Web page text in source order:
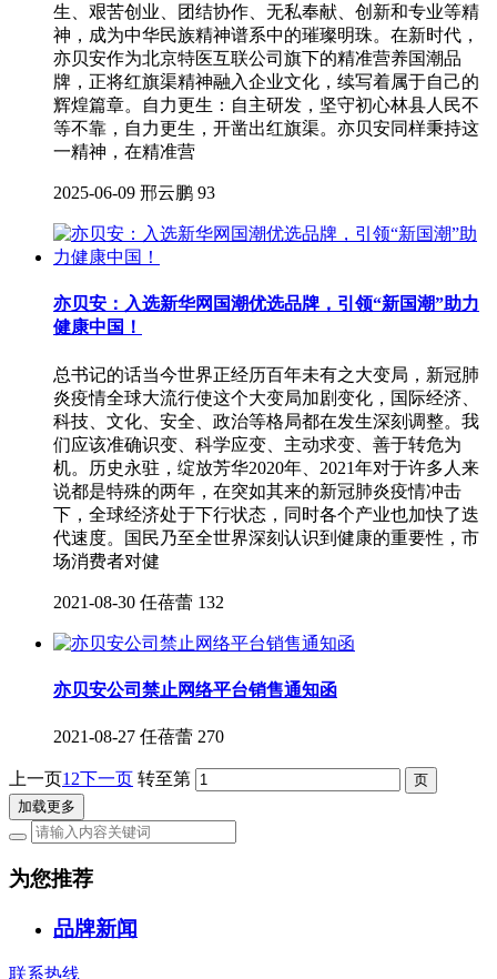
生、艰苦创业、团结协作、无私奉献、创新和专业等精
神，成为中华民族精神谱系中的璀璨明珠。在新时代，
亦贝安作为北京特医互联公司旗下的精准营养国潮品
牌，正将红旗渠精神融入企业文化，续写着属于自己的
辉煌篇章。自力更生：自主研发，坚守初心林县人民不
等不靠，自力更生，开凿出红旗渠。亦贝安同样秉持这
一精神，在精准营
2025-06-09 邢云鹏 93
亦贝安：入选新华网国潮优选品牌，引领“新国潮”助力
健康中国！
总书记的话当今世界正经历百年未有之大变局，新冠肺
炎疫情全球大流行使这个大变局加剧变化，国际经济、
科技、文化、安全、政治等格局都在发生深刻调整。我
们应该准确识变、科学应变、主动求变、善于转危为
机。历史永驻，绽放芳华2020年、2021年对于许多人来
说都是特殊的两年，在突如其来的新冠肺炎疫情冲击
下，全球经济处于下行状态，同时各个产业也加快了迭
代速度。国民乃至全世界深刻认识到健康的重要性，市
场消费者对健
2021-08-30 任蓓蕾 132
亦贝安公司禁止网络平台销售通知函
2021-08-27 任蓓蕾 270
上一页1 2下一页 转至第
加载更多
为您推荐
品牌新闻
联系热线